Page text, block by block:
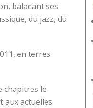
baladant ses
du jazz, du
en terres
chapitres le
aux actuelles